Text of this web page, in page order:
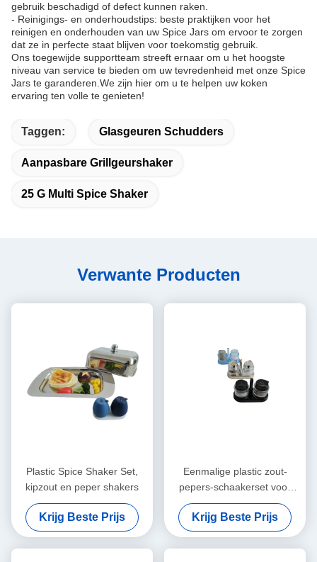
gebruik beschadigd of defect kunnen raken.
- Reinigings- en onderhoudstips: beste praktijken voor het
reinigen en onderhouden van uw Spice Jars om ervoor te zorgen
dat ze in perfecte staat blijven voor toekomstig gebruik.
Ons toegewijde supportteam streeft ernaar om u het hoogste
niveau van service te bieden om uw tevredenheid met onze Spice
Jars te garanderen.We zijn hier om u te helpen uw koken
ervaring ten volle te genieten!
Taggen: Glasgeuren Schudders
Aanpasbare Grillgeurshaker
25 G Multi Spice Shaker
Verwante Producten
Plastic Spice Shaker Set,
kipzout en peper shakers
Krijg Beste Prijs
Eenmalige plastic zout-
pepers-schaakerset voor
kippenvlees
Krijg Beste Prijs